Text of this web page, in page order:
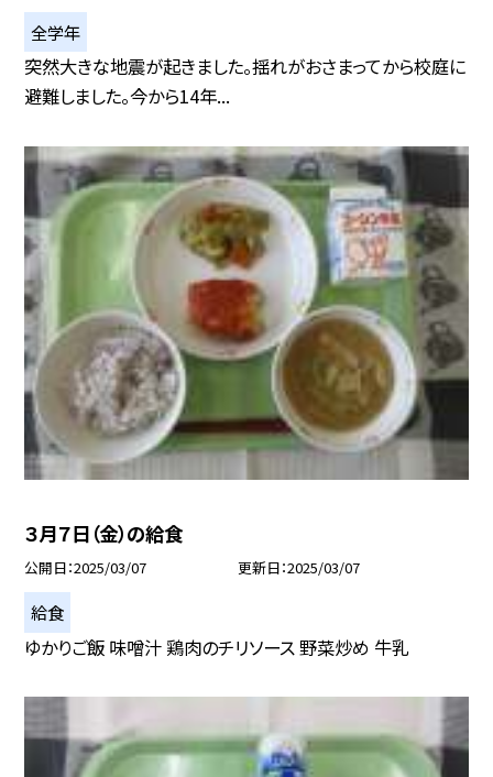
全学年
突然大きな地震が起きました。揺れがおさまってから校庭に
避難しました。今から14年...
３月７日（金）の給食
公開日 2025/03/07 更新日 2025/03/07
給食
ゆかりご飯 味噌汁 鶏肉のチリソース 野菜炒め 牛乳